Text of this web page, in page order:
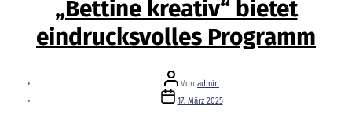
„Bettine kreativ“ bietet
eindrucksvolles Programm
Beitragsautor
Von admin
Veröffentlichungsdatum
17. März 2025